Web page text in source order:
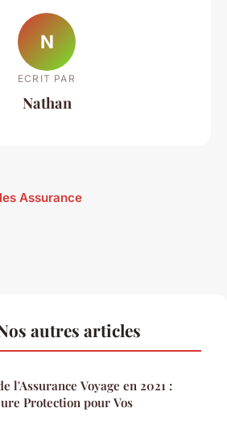
N
ECRIT PAR
Nathan
Assurance
autres articles
l'Assurance Voyage en 2021 :
Protection pour Vos